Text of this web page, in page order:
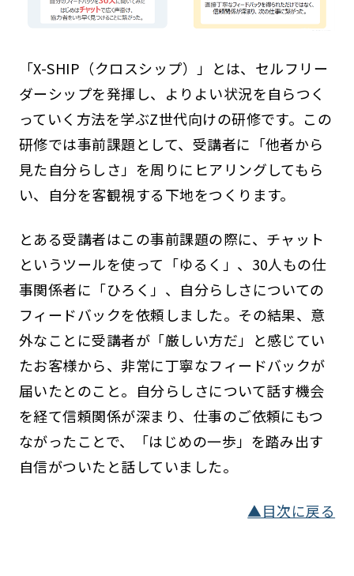
「X-SHIP（クロスシップ）」とは、セルフリー
ダーシップを発揮し、よりよい状況を自らつく
っていく方法を学ぶZ世代向けの研修です。この
研修では事前課題として、受講者に「他者から
見た自分らしさ」を周りにヒアリングしてもら
い、自分を客観視する下地をつくります。
とある受講者はこの事前課題の際に、チャット
というツールを使って「ゆるく」、30人もの仕
事関係者に「ひろく」、自分らしさについての
フィードバックを依頼しました。その結果、意
外なことに受講者が「厳しい方だ」と感じてい
たお客様から、非常に丁寧なフィードバックが
届いたとのこと。自分らしさについて話す機会
を経て信頼関係が深まり、仕事のご依頼にもつ
ながったことで、「はじめの一歩」を踏み出す
自信がついたと話していました。
▲目次に戻る